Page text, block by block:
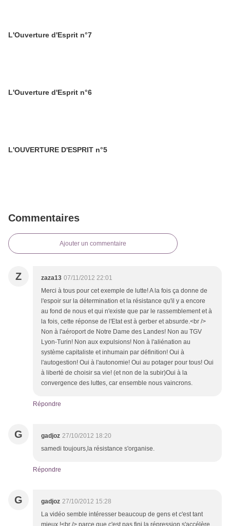
L'Ouverture d'Esprit n°7
L'Ouverture d'Esprit n°6
L'OUVERTURE D'ESPRIT n°5
Commentaires
Ajouter un commentaire
Z zaza13 07/11/2012 22:01
Merci à tous pour cet exemple de lutte! A la fois ça donne de
l'espoir sur la détermination et la résistance qu'il y a encore
au fond de nous et qui n'existe que par le rassemblement et à
la fois, cette réponse de l'Etat est à gerber et absurde.<br />
Non à l'aéroport de Notre Dame des Landes! Non au TGV
Lyon-Turin! Non aux expulsions! Non à l'aliénation au
système capitaliste et inhumain par définition! Oui à
l'autogestion! Oui à l'autonomie! Oui au potager pour tous! Oui
à liberté de choisir sa vie! (et non de la subir)Oui à la
convergence des luttes, car ensemble nous vaincrons.
Répondre
G gadjoz 27/10/2012 18:20
samedi toujours,la résistance s'organise.
Répondre
G gadjoz 27/10/2012 15:28
La vidéo semble intéresser beaucoup de gens et c'est tant
mieux !<br /> parce que c'est pas fini,la répression s'accélère